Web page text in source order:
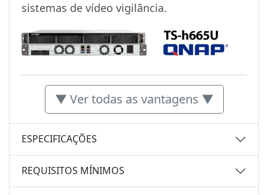
sistemas de vídeo vigilância.
▼ Ver todas as vantagens ▼
ESPECIFICAÇÕES
REQUISITOS MÍNIMOS